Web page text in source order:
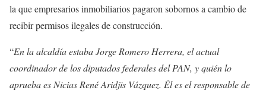
la que empresarios inmobiliarios pagaron sobornos a cambio de
recibir permisos ilegales de construcción.
“En la alcaldía estaba Jorge Romero Herrera, el actual
coordinador de los diputados federales del PAN, y quién lo
aprueba es Nicias René Aridjis Vázquez. Él es el responsable de